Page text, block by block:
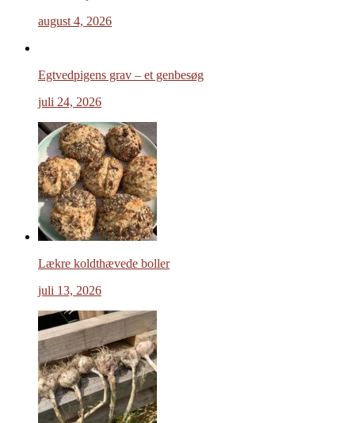
august 4, 2026
Egtvedpigens grav – et genbesøg
juli 24, 2026
Lækre koldthævede boller
juli 13, 2026